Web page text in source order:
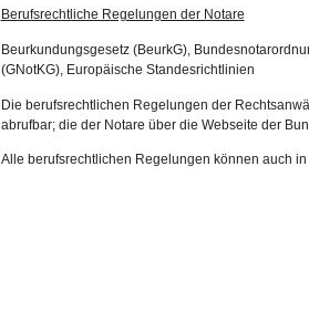
Berufsrechtliche Regelungen der Notare
Beurkundungsgesetz (BeurkG),
(GNotKG), Europäische Standesrichtlinien
Die berufsrechtlichen Regelungen der
abrufbar; die der Notare über die Webseite der
Alle berufsrechtlichen Regelungen können auch